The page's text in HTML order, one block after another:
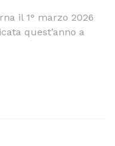
il 1° marzo 2026
quest’anno a